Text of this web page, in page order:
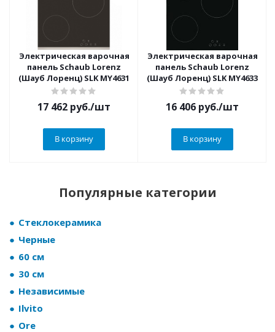
Электрическая варочная
панель Schaub Lorenz
(Шауб Лоренц) SLK MY4631
17 462 руб./шт
В корзину
Электрическая варочная
панель Schaub Lorenz
(Шауб Лоренц) SLK MY4633
16 406 руб./шт
В корзину
Популярные категории
Стеклокерамика
Черные
60 см
30 см
Независимые
Ilvito
Ore